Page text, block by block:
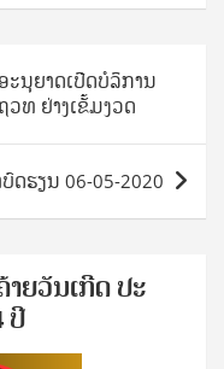
ນຸຍາດເປີດບໍລິການ
ທ ຢ່າງເຂັ້ມງວດ
ບົດຮຽນ 06-05-2020
ຍ​ວັນ​ເກີດ ປ​ະ​
ປີ